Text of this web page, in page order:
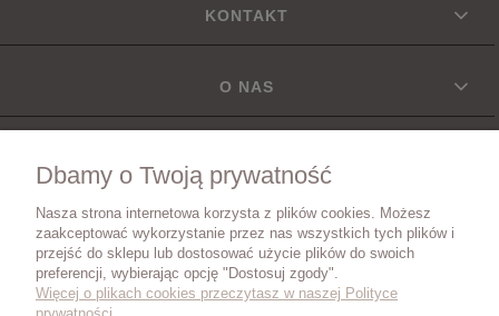
KONTAKT
O NAS
DOSTAWA
ZWROTY I REKLAMACJE
Dbamy o Twoją prywatność
Nasza strona internetowa korzysta z plików cookies. Możesz
zaakceptować wykorzystanie przez nas wszystkich tych plików i
przejść do sklepu lub dostosować użycie plików do swoich
preferencji, wybierając opcję "Dostosuj zgody".
Więcej o plikach cookies przeczytasz w naszej Polityce